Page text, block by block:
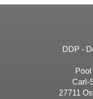
DDP -
Carl-
27711